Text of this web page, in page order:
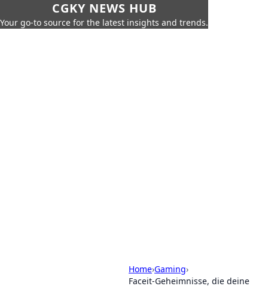
CGKY NEWS HUB
Your go-to source for the latest insights and trends.
Home›Gaming›
Faceit-Geheimnisse, die deine